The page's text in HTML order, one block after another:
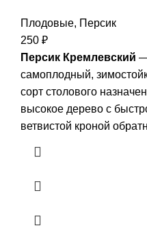
Плодовые, Персик
250 ₽
Персик Кремлевский
самоплодный,
сорт столового
высокое дерево с
ветвистой кроной